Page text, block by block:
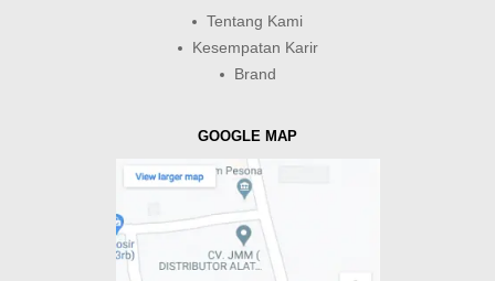
Tentang Kami
Kesempatan Karir
Brand
GOOGLE MAP